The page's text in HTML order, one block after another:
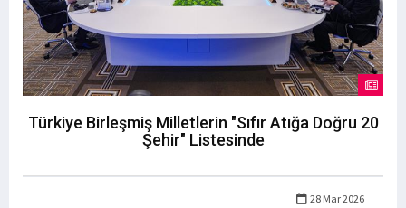
Türkiye Birleşmiş Milletlerin "Sıfır Atığa Doğru 20
Şehir" Listesinde
28 Mar 2026